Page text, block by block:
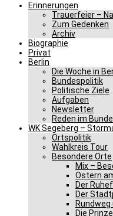
Erinnerungen
Trauerfeier –
Zum Gedenken
Archiv
Biographie
Privat
Berlin
Die Woche in
Bundespolitik
Politische Ziele
Aufgaben
Newsletter
Reden im
WK Segeberg –
Ortspolitik
Wahlkreis Tour
Besondere Orte
Mix –
Ostern
Der
Der
Die